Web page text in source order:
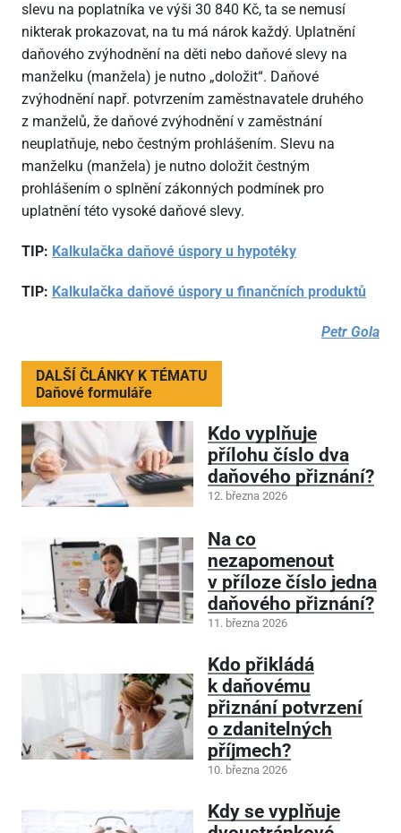
slevu na poplatníka ve výši 30 840 Kč, ta se nemusí
nikterak prokazovat, na tu má nárok každý. Uplatnění
daňového zvýhodnění na děti nebo daňové slevy na
manželku (manžela) je nutno „doložit“. Daňové
zvýhodnění např. potvrzením zaměstnavatele druhého
z manželů, že daňové zvýhodnění v zaměstnání
neuplatňuje, nebo čestným prohlášením. Slevu na
manželku (manžela) je nutno doložit čestným
prohlášením o splnění zákonných podmínek pro
uplatnění této vysoké daňové slevy.
TIP: Kalkulačka daňové úspory u hypotéky
TIP: Kalkulačka daňové úspory u finančních produktů
Petr Gola
DALŠÍ ČLÁNKY K TÉMATU
Daňové formuláře
Kdo vyplňuje
přílohu číslo dva
daňového přiznání?
12. března 2026
Na co
nezapomenout
v příloze číslo jedna
daňového přiznání?
11. března 2026
Kdo přikládá
k daňovému
přiznání potvrzení
o zdanitelných
příjmech?
10. března 2026
Kdy se vyplňuje